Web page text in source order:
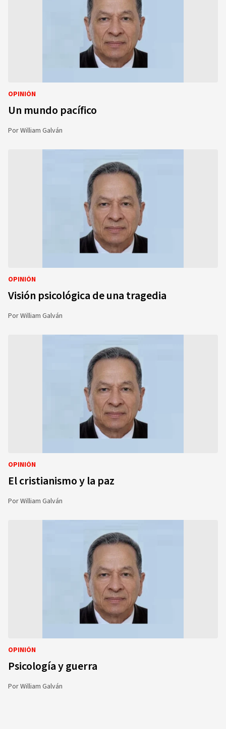
OPINIÓN
Un mundo pacífico
PorWilliam Galván
OPINIÓN
Visión psicológica de una tragedia
PorWilliam Galván
OPINIÓN
El cristianismo y la paz
PorWilliam Galván
OPINIÓN
Psicología y guerra
PorWilliam Galván